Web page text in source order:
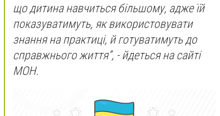
що дитина навчиться більшому, адже їй
показуватимуть, як використовувати
знання на практиці, й готуватимуть до
справжнього життя”, - йдеться на сайті
МОН.